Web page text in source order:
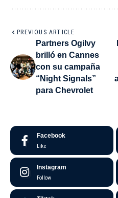
PREVIOUS ARTICLE
Partners Ogilvy
brilló en Cannes
con su campaña
“Night Signals”
para Chevrolet
Facebook
Like
Instagram
Follow